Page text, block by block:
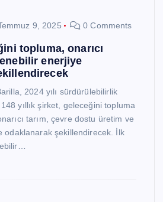
9, 2025 0 Comments
topluma, onarıcı
enerjiye
2024 yılı sürdürülebilirlik
yıllık şirket, geleceğini topluma
tarım, çevre dostu üretim ve
odaklanarak şekillendirecek. İlk